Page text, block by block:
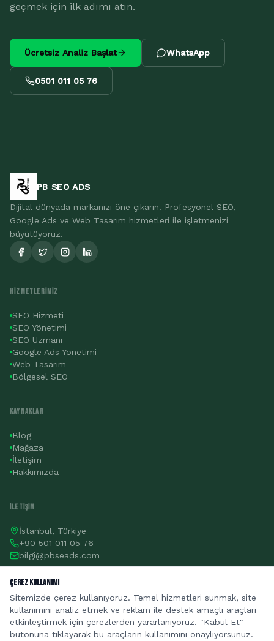
geçmek için ilk adımı atın.
Ücretsiz Analiz Başlat WhatsApp
0501 011 05 76
PB SEO ADS
Dijital dünyada markanızı öne çıkarın. Profesyonel SEO,
Google Ads ve Web Tasarım hizmetleri ile işletmenizi
büyütüyoruz.
HIZMETLERIMIZ
SEO Hizmeti
SEO Yönetimi
SEO Uzmanı
Google Ads Yönetimi
Web Tasarım
Bölgesel SEO
KAYNAKLAR
Blog
Mağaza
İletişim
Hakkımızda
İLETIŞIM
İstanbul, Türkiye
+90 501 011 05 76
bilgi@pbseads.com
Teklif Al
Çerez Kullanımı
Sitemizde çerez kullanıyoruz. Temel hizmetleri sunmak, site
kullanımını analiz etmek ve reklam ile destek amaçlı araçları
etkinleştirmek için çerezlerden yararlanıyoruz. "Kabul Et"
butonuna tıklayarak bu araçların kullanımını onaylıyorsunuz.